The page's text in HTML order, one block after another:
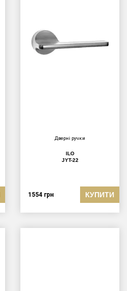
Дверні ручки
ILO
JYT-22
1554 грн КУПИТИ